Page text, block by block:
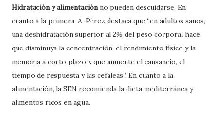
Hidratación y alimentaciónno pueden descuidarse. En
cuanto a la primera, A. Pérez destaca que “en adultos sanos,
una deshidratación superior al 2% del peso corporal hace
que disminuya la concentración, el rendimiento físico y la
memoria a corto plazo y que aumente el cansancio, el
tiempo de respuesta y las cefaleas”. En cuanto a la
alimentación, la SEN recomienda la dieta mediterránea y
alimentos ricos en agua.